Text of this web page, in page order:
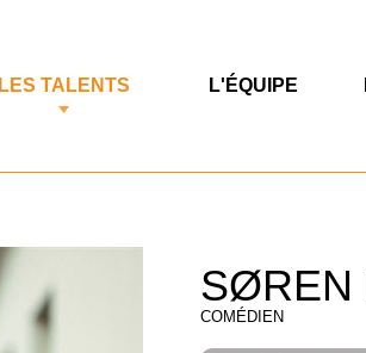
LES TALENTS L'ÉQUIPE
SØREN
COMÉDIEN